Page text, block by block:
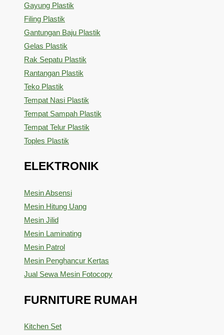
Gayung Plastik
Filing Plastik
Gantungan Baju Plastik
Gelas Plastik
Rak Sepatu Plastik
Rantangan Plastik
Teko Plastik
Tempat Nasi Plastik
Tempat Sampah Plastik
Tempat Telur Plastik
Toples Plastik
ELEKTRONIK
Mesin Absensi
Mesin Hitung Uang
Mesin Jilid
Mesin Laminating
Mesin Patrol
Mesin Penghancur Kertas
Jual Sewa Mesin Fotocopy
FURNITURE RUMAH
Kitchen Set